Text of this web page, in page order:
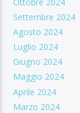
Settembre 2024
Agosto 2024
Luglio 2024
Giugno 2024
Maggio 2024
Aprile 2024
Marzo 2024